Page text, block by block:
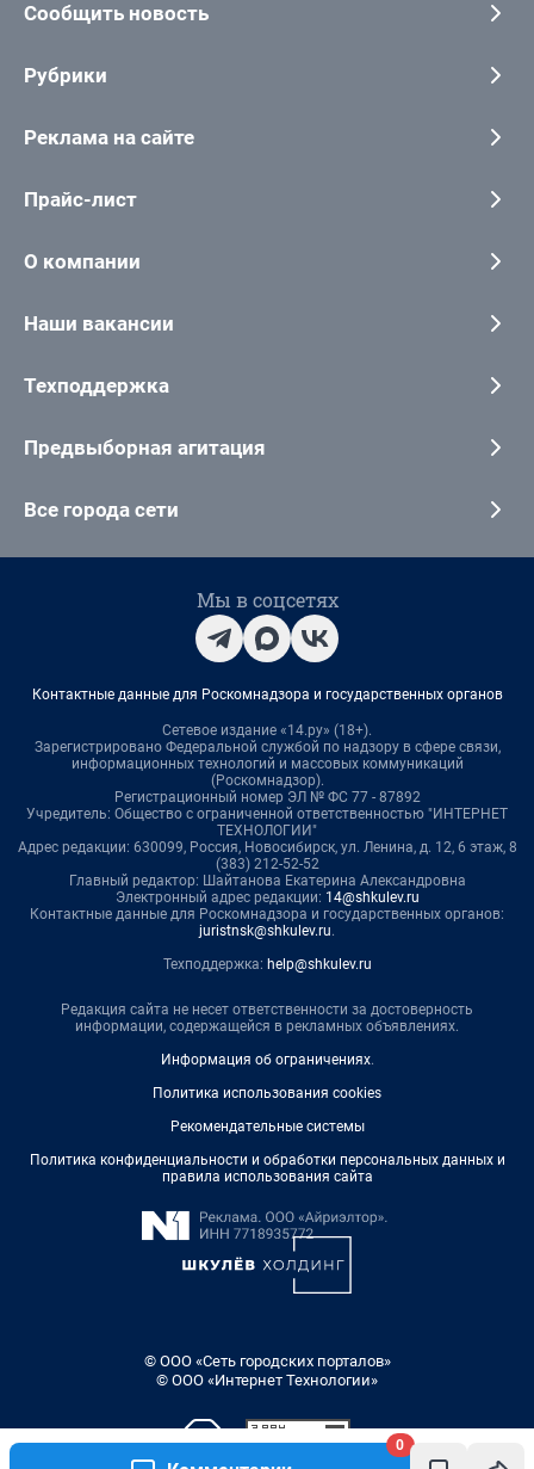
0
Сообщить новость
Рубрики
Реклама на сайте
Прайс-лист
О компании
Наши вакансии
Техподдержка
Предвыборная агитация
Все города сети
Мы в соцсетях
Контактные данные для Роскомнадзора и государственных органов
Сетевое издание «14.ру» (18+).
Зарегистрировано Федеральной службой по надзору в сфере связи,
информационных технологий и массовых коммуникаций
(Роскомнадзор).
Регистрационный номер ЭЛ № ФС 77 - 87892
Учредитель: Общество с ограниченной ответственностью "ИНТЕРНЕТ
ТЕХНОЛОГИИ"
Адрес редакции: 630099, Россия, Новосибирск, ул. Ленина, д. 12, 6 этаж, 8
(383) 212-52-52
Главный редактор: Шайтанова Екатерина Александровна
Электронный адрес редакции: 14@shkulev.ru
Контактные данные для Роскомнадзора и государственных органов:
juristnsk@shkulev.ru.
Техподдержка: help@shkulev.ru
Редакция сайта не несет ответственности за достоверность
информации, содержащейся в рекламных объявлениях.
Информация об ограничениях.
Политика использования cookies
Рекомендательные системы
Политика конфиденциальности и обработки персональных данных и
правила использования сайта
© ООО «Сеть городских порталов»
© ООО «Интернет Технологии»